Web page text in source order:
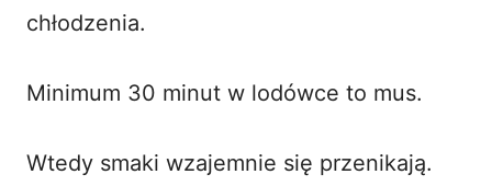
chłodzenia.
Minimum 30 minut w lodówce to mus.
Wtedy smaki wzajemnie się przenikają.